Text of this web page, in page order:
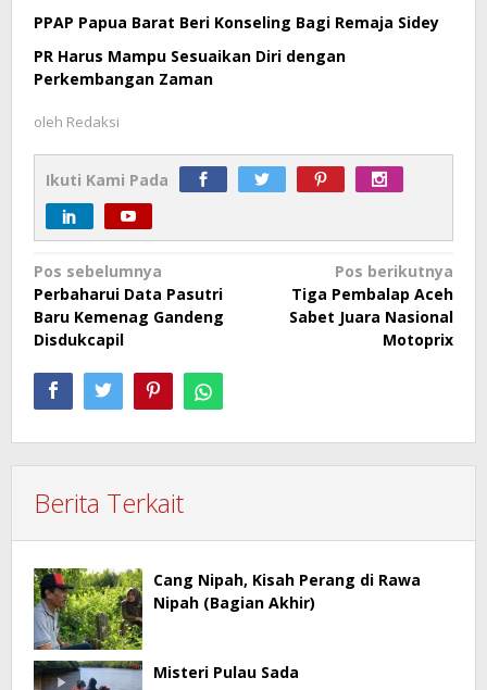
PPAP Papua Barat Beri Konseling Bagi Remaja Sidey
PR Harus Mampu Sesuaikan Diri dengan
Perkembangan Zaman
oleh Redaksi
Ikuti Kami Pada
Navigasi
pos
Pos sebelumnya
Perbaharui Data Pasutri
Baru Kemenag Gandeng
Disdukcapil
Pos berikutnya
Tiga Pembalap Aceh
Sabet Juara Nasional
Motoprix
Berita Terkait
Cang Nipah, Kisah Perang di Rawa
Nipah (Bagian Akhir)
Misteri Pulau Sada